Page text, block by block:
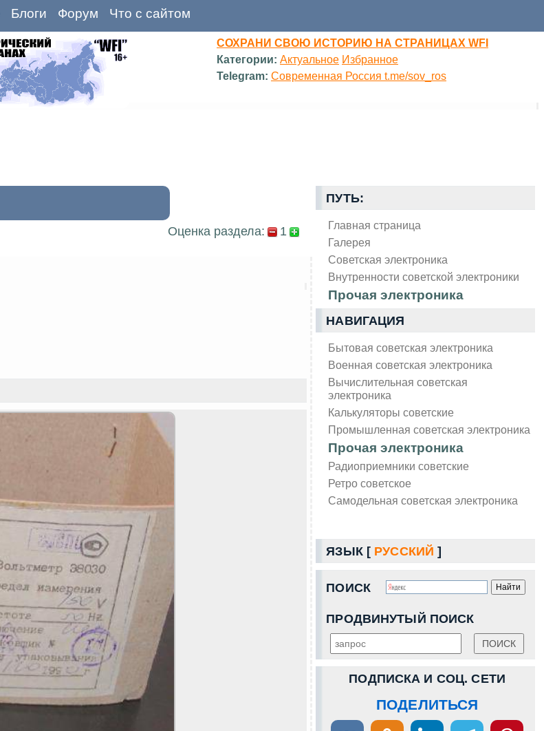
Блоги Форум Что с сайтом
СОХРАНИ СВОЮ ИСТОРИЮ НА СТРАНИЦАХ WFI
Категории: Актуальное Избранное
Telegram: Современная Россия t.me/sov_ros
ПУТЬ:
Главная страница
Галерея
Советская электроника
Внутренности советской электроники
Прочая электроника
НАВИГАЦИЯ
Бытовая советская электроника
Военная советская электроника
Вычислительная советская
электроника
Калькуляторы советские
Промышленная советская электроника
Прочая электроника
Радиоприемники советские
Ретро советское
Самодельная советская электроника
ЯЗЫК [ РУССКИЙ ]
ПОИСК
ПРОДВИНУТЫЙ ПОИСК
ПОДПИСКА И СОЦ. СЕТИ
ПОДЕЛИТЬСЯ
Оценка раздела: 1